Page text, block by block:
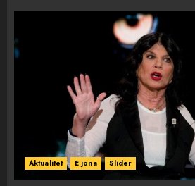
Aktualitet E jona Slider